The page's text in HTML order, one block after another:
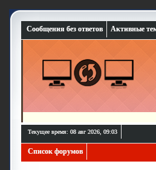
Сообщения без ответов Активные
Текущее время: 08 авг 2026, 09:03
Список форумов